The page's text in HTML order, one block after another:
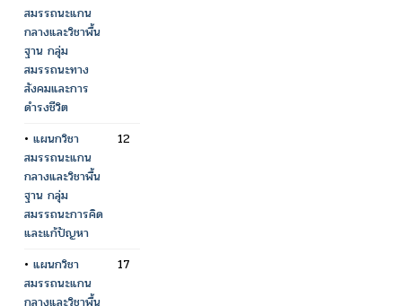
สมรรถนะแกน
กลางและวิชาพื้น
ฐาน กลุ่ม
สมรรถนะทาง
สังคมและการ
ดำรงชีวิต
• แผนกวิชา
สมรรถนะแกน
กลางและวิชาพื้น
ฐาน กลุ่ม
สมรรถนะการคิด
และแก้ปัญหา
12
• แผนกวิชา
สมรรถนะแกน
กลางและวิชาพื้น
17